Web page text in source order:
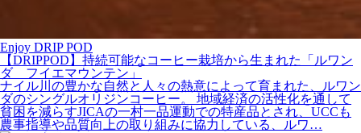
Enjoy DRIP POD
【DRIPPOD】持続可能なコーヒー栽培から生まれた「ルワン
ダ フイエマウンテン」
ナイル川の豊かな自然と人々の熱意によって育まれた、ルワン
ダのシングルオリジンコーヒー。 地域経済の活性化を通して
貧困を減らすJICAの一村一品運動での特産品とされ、UCCも
農事指導や品質向上の取り組みに協力している、ルワ…